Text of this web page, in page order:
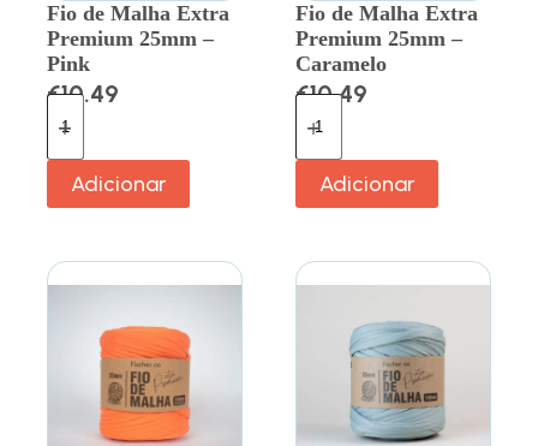
Fio de Malha Extra
Premium 25mm –
Pink
€10.49
Adicionar
Fio de Malha Extra
Premium 25mm –
Caramelo
€10.49
Adicionar